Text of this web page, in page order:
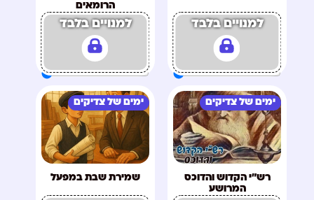
למנויים בלבד
הרומאים
למנויים בלבד
ימים של צדיקים
רש"י הקדוש והדוכס
המרושע
ימים של צדיקים
שמירת שבת במפעל